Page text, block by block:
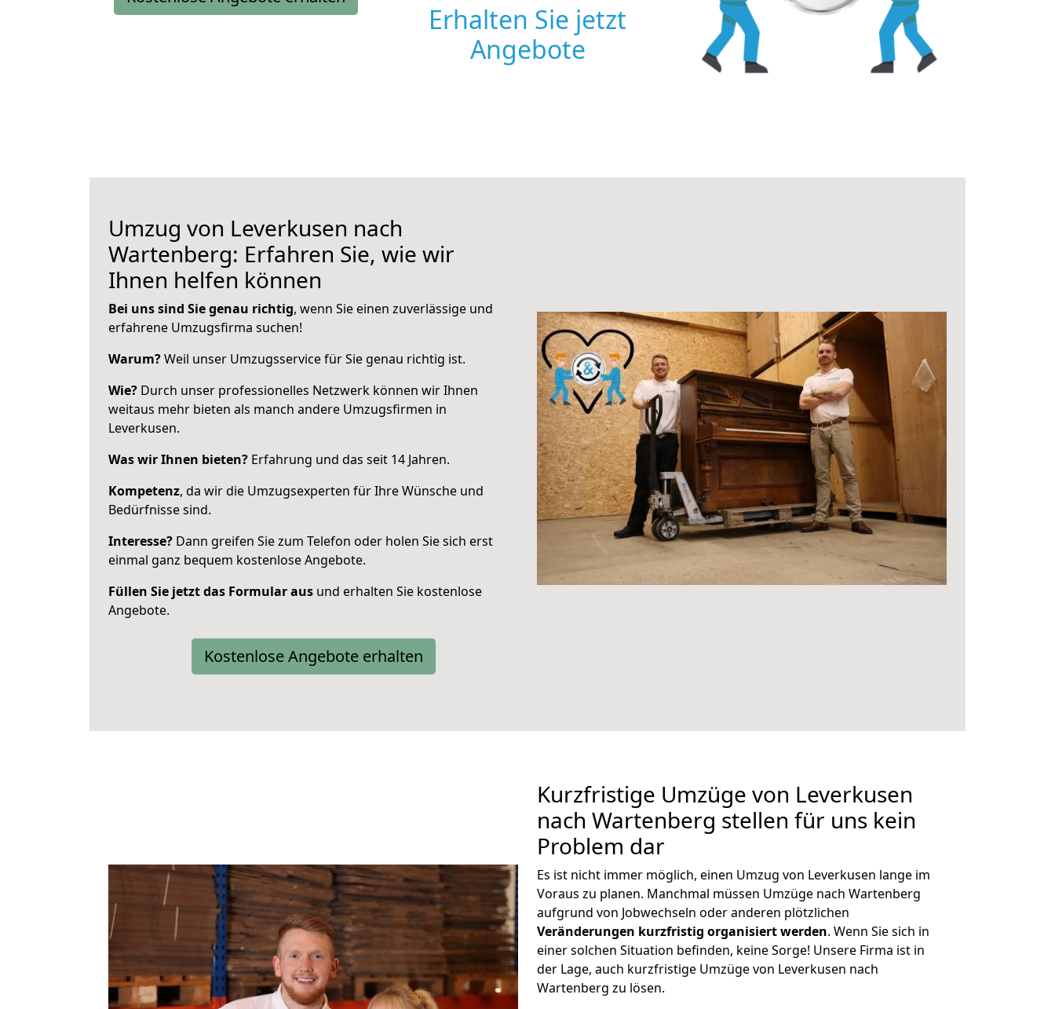
Erhalten Sie jetzt
Angebote
Umzug von Leverkusen nach
Wartenberg: Erfahren Sie, wie wir
Ihnen helfen können
Bei uns sind Sie genau richtig, wenn Sie einen zuverlässige und
erfahrene Umzugsfirma suchen!
Warum?Weil unser Umzugsservice für Sie genau richtig ist.
Wie? Durch unser professionelles Netzwerk können wir Ihnen
weitaus mehr bieten als manch andere Umzugsfirmen in
Leverkusen.
Was wir Ihnen bieten? Erfahrung und das seit 14 Jahren.
Kompetenz, da wir die Umzugsexperten für Ihre Wünsche und
Bedürfnisse sind.
Interesse? Dann greifen Sie zum Telefon oder holen Sie sich erst
einmal ganz bequem kostenlose Angebote.
Füllen Sie jetzt das Formular aus und erhalten Sie kostenlose
Angebote.
Kostenlose Angebote erhalten
Kurzfristige Umzüge von Leverkusen
nach Wartenberg stellen für uns kein
Problem dar
Es ist nicht immer möglich, einen Umzug von Leverkusen lange im
Voraus zu planen. Manchmal müssen Umzüge nach Wartenberg
aufgrund von Jobwechseln oder anderen plötzlichen
Veränderungen kurzfristig organisiert werden. Wenn Sie sich in
einer solchen Situation befinden, keine Sorge! Unsere Firma ist in
der Lage, auch kurzfristige Umzüge von Leverkusen nach
Wartenberg zu lösen.